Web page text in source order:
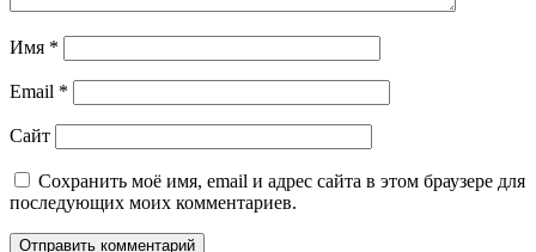
Имя *
Email *
Сайт
Сохранить моё имя, email и адрес сайта в этом браузере для
последующих моих комментариев.